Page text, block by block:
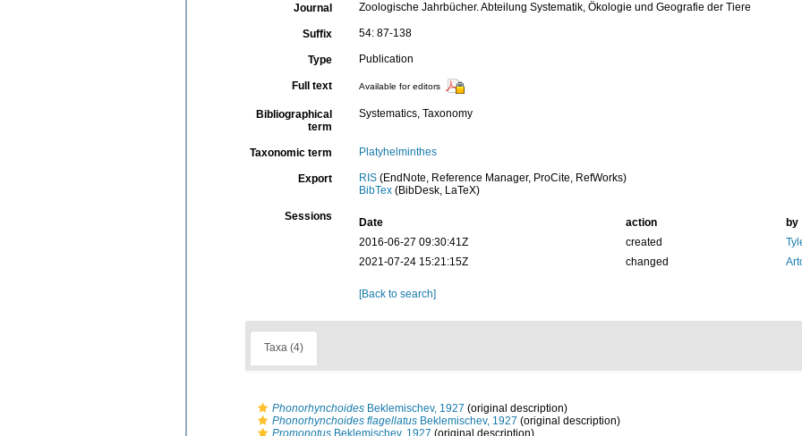
Journal Zoologische Jahrbücher. Abteilung Systematik, Ökologie und Geografie der Tiere
Suffix 54: 87-138
Type Publication
Full text Available for editors
Bibliographical
term
Systematics, Taxonomy
Taxonomic term Platyhelminthes
Export RIS(EndNote, Reference Manager, ProCite, RefWorks)
BibTex(BibDesk, LaTeX)
Sessions Date action
by
2016-06-27 09:30:41Z
created
2021-07-24 15:21:15Z
changed
[Back to search]
Taxa (4)
Phonorhynchoides Beklemischev, 1927 (original description)
Phonorhynchoides flagellatus Beklemischev, 1927 (original description)
Promonotus Beklemischev, 1927 (original description)